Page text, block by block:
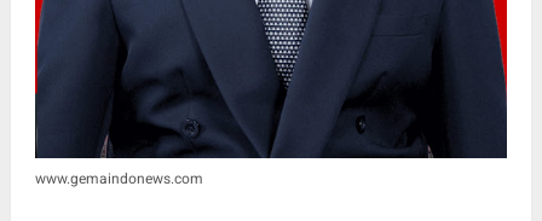
www.gemaindonews.com